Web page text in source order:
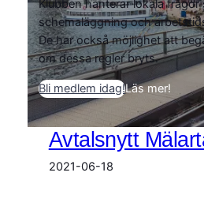
Klubben hanterar lokala frågor
schemaläggning och
De har också möjlighet att
om dessa regler bryts.
Bli medlem idag!Läs mer!
Avtalsnytt
2021-06-18